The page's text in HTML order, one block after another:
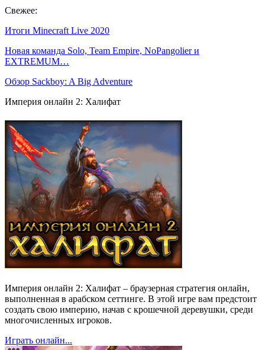
Свежее:
Итоги Minecraft Live 2020
Новая команда Solo, Team Empire, NoPangolier и
EXTREMUM…
Обзор Sackboy: A Big Adventure
Империя онлайн 2: Халифат
Империя онлайн 2: Халифат – браузерная стратегия онлайн,
выполненная в арабском сеттинге. В этой игре вам предстоит
создать свою империю, начав с крошечной деревушки, среди
многочисленных игроков.
Играть онлайн...